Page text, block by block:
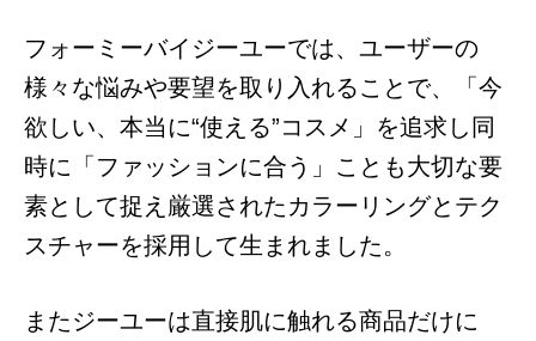
フォーミーバイジーユーでは、ユーザーの
様々な悩みや要望を取り入れることで、「今
欲しい、本当に“使える”コスメ」を追求し同
時に「ファッションに合う」ことも大切な要
素として捉え厳選されたカラーリングとテク
スチャーを採用して生まれました。
またジーユーは直接肌に触れる商品だけに